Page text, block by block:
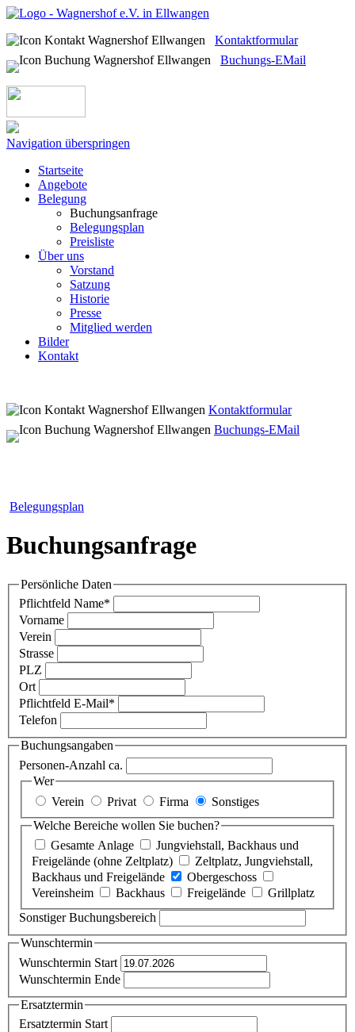
Kontaktformular
Buchungs-EMail
Navigation überspringen
Startseite
Angebote
Belegung
Buchungsanfrage
Belegungsplan
Preisliste
Über uns
Vorstand
Satzung
Historie
Presse
Mitglied werden
Bilder
Kontakt
Kontaktformular
Buchungs-EMail
Belegungsplan
Buchungsanfrage
Persönliche Daten
Pflichtfeld Name*
Vorname
Verein
Strasse
PLZ
Ort
Pflichtfeld E-Mail*
Telefon
Buchungsangaben
Personen-Anzahl ca.
Wer
Verein
Privat Firma
Sonstiges
Welche Bereiche wollen Sie buchen?
Gesamte Anlage
Jungviehstall, Backhaus und
Freigelände (ohne Zeltplatz)
Zeltplatz, Jungviehstall,
Backhaus und Freigelände
Obergeschoss
Vereinsheim
Backhaus Freigelände
Grillplatz
Sonstiger Buchungsbereich
Wunschtermin
Wunschtermin Start
Wunschtermin Ende
Ersatztermin
Ersatztermin Start